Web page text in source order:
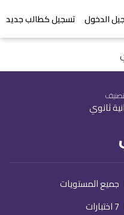
الدخول تسجيل كطالب جديد
ثانوي
جميع المستويات
7 اختبارات